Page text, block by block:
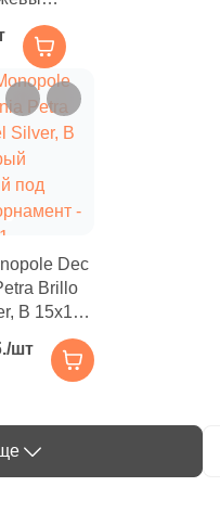
Dec
Brillo
B 15x15
/
шт